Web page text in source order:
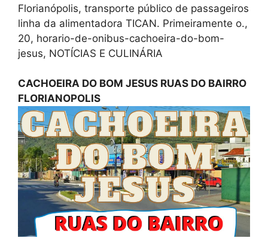
Florianópolis, transporte público de passageiros
linha da alimentadora TICAN. Primeiramente o.,
20, horario-de-onibus-cachoeira-do-bom-
jesus, NOTÍCIAS E CULINÁRIA
CACHOEIRA DO BOM JESUS RUAS DO BAIRRO
FLORIANOPOLIS